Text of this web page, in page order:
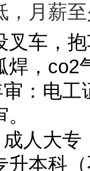
，月薪
叉车，
焊，co2
证，
，专
升本科